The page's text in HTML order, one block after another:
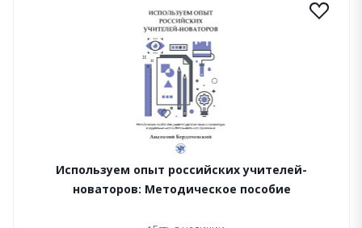
Используем опыт российских учителей-
новаторов: Методическое пособие